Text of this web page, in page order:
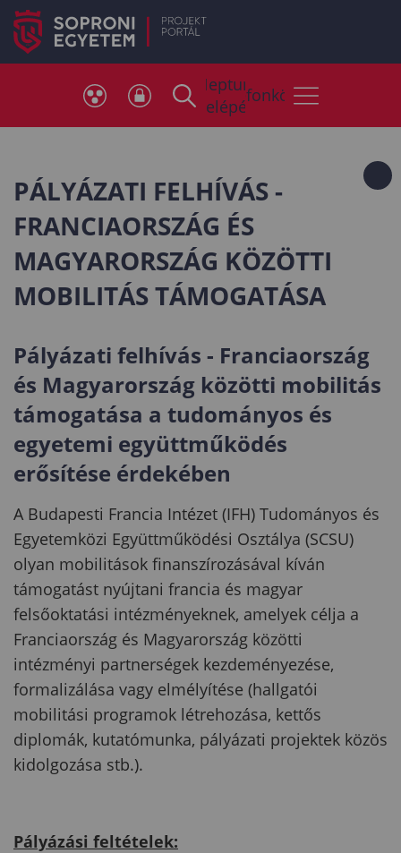
Neptun
belépés
Telefonkönyv
PÁLYÁZATI FELHÍVÁS -
FRANCIAORSZÁG ÉS
MAGYARORSZÁG KÖZÖTTI
MOBILITÁS TÁMOGATÁSA
Pályázati felhívás - Franciaország
és Magyarország közötti mobilitás
támogatása a tudományos és
egyetemi együttműködés
erősítése érdekében
A Budapesti Francia Intézet (IFH) Tudományos és
Egyetemközi Együttműködési Osztálya (SCSU)
olyan mobilitások finanszírozásával kíván
támogatást nyújtani francia és magyar
felsőoktatási intézményeknek, amelyek célja a
Franciaország és Magyarország közötti
intézményi partnerségek kezdeményezése,
formalizálása vagy elmélyítése (hallgatói
mobilitási programok létrehozása, kettős
diplomák, kutatómunka, pályázati projektek közös
kidolgozása stb.).
Pályázási feltételek: